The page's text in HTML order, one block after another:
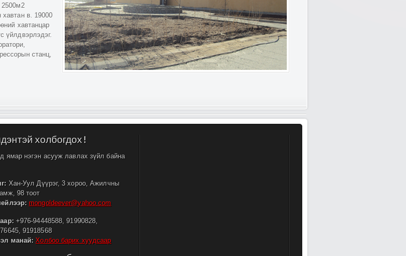
в. 19000
хавтанцар
үйлдвэрлэдэг.
станц,
холбогдох!
ямар нэгэн асууж лавлах зүйл байна
Хан-Уул Дүүрэг, 3 хороо, Ажилчны
98 тоот
mongoldeever@yahoo.com
+976-94448588, 91990828,
91918568
манай: Холбоо барих хуудсаар